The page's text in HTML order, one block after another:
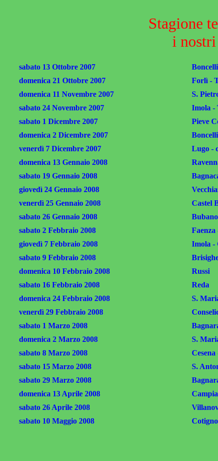
Stagione
i
sabato 13 Ottobre 2007
domenica 21 Ottobre 2007
Forlì -
domenica 11 Novembre 2007
S.
sabato 24 Novembre 2007
Imola -
sabato 1 Dicembre 2007
Pieve
domenica 2 Dicembre 2007
venerdì 7 Dicembre 2007
Lugo -
domenica 13 Gennaio 2008
sabato 19 Gennaio 2008
giovedì 24 Gennaio 2008
venerdì 25 Gennaio 2008
Castel
sabato 26 Gennaio 2008
Bubano
sabato 2 Febbraio 2008
Faenza
giovedì 7 Febbraio 2008
Imola -
sabato 9 Febbraio 2008
domenica 10 Febbraio 2008
Russi
sabato 16 Febbraio 2008
Reda
domenica 24 Febbraio 2008
S.
venerdì 29 Febbraio 2008
sabato 1 Marzo 2008
domenica 2 Marzo 2008
S.
sabato 8 Marzo 2008
sabato 15 Marzo 2008
S.
sabato 29 Marzo 2008
domenica 13 Aprile 2008
sabato 26 Aprile 2008
sabato 10 Maggio 2008